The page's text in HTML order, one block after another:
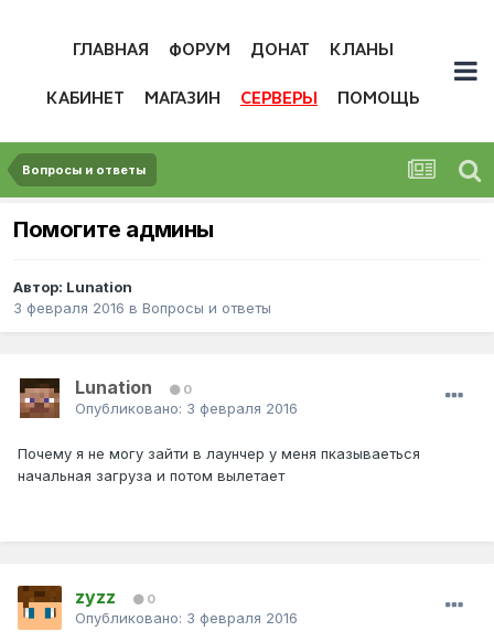
ГЛАВНАЯ ФОРУМ ДОНАТ КЛАНЫ
КАБИНЕТ МАГАЗИН СЕРВЕРЫ ПОМОЩЬ
Вопросы и ответы
Помогите админы
Автор: Lunation
3 февраля 2016 в Вопросы и ответы
Lunation 0
Опубликовано: 3 февраля 2016
Почему я не могу зайти в лаунчер у меня пказываеться
начальная загруза и потом вылетает
zyzz 0
Опубликовано: 3 февраля 2016